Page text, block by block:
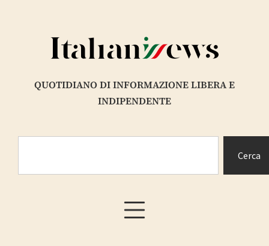
QUOTIDIANO DI INFORMAZIONE LIBERA E
INDIPENDENTE
Cerca